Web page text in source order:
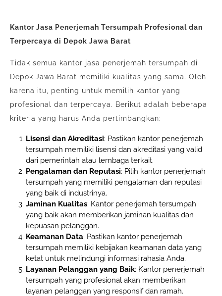
Kantor Jasa Penerjemah Tersumpah Profesional dan
Terpercaya di Depok Jawa Barat
Tidak semua kantor jasa penerjemah tersumpah di
Depok Jawa Barat memiliki kualitas yang sama. Oleh
karena itu, penting untuk memilih kantor yang
profesional dan terpercaya. Berikut adalah beberapa
kriteria yang harus Anda pertimbangkan:
Lisensi dan Akreditasi: Pastikan kantor penerjemah
tersumpah memiliki lisensi dan akreditasi yang valid
dari pemerintah atau lembaga terkait.
Pengalaman dan Reputasi: Pilih kantor penerjemah
tersumpah yang memiliki pengalaman dan reputasi
yang baik di industrinya.
Jaminan Kualitas: Kantor penerjemah tersumpah
yang baik akan memberikan jaminan kualitas dan
kepuasan pelanggan.
Keamanan Data: Pastikan kantor penerjemah
tersumpah memiliki kebijakan keamanan data yang
ketat untuk melindungi informasi rahasia Anda.
Layanan Pelanggan yang Baik: Kantor penerjemah
tersumpah yang profesional akan memberikan
layanan pelanggan yang responsif dan ramah.